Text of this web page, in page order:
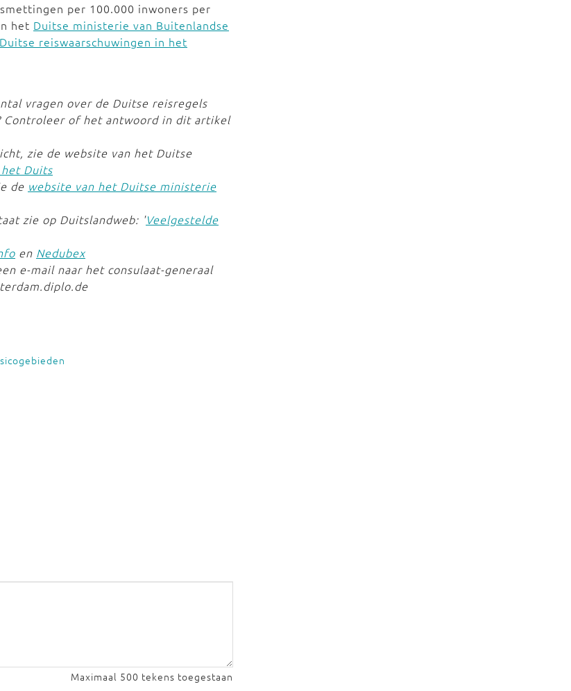
per 100.000 inwoners per
het Duitse ministerie van Buitenlandse
reiswaarschuwingen in het
vragen over de Duitse reisregels
Controleer of het antwoord in dit artikel
zie de website van het Duitse
Duits
de website van het Duitse ministerie
zie op Duitslandweb: 'Veelgestelde
en Nedubex
e-mail naar het consulaat-generaal
Maximaal 500 tekens toegestaan